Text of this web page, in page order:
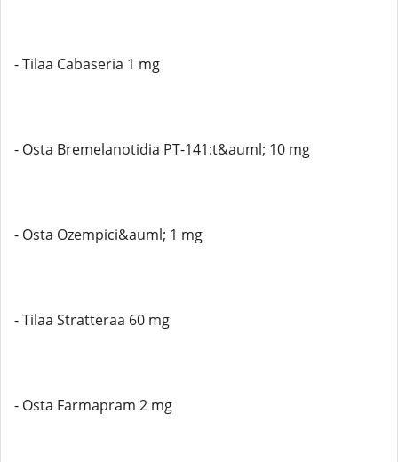
- Tilaa Cabaseria 1 mg
- Osta Bremelanotidia PT-141:t&auml; 10 mg
- Osta Ozempici&auml; 1 mg
- Tilaa Stratteraa 60 mg
- Osta Farmapram 2 mg